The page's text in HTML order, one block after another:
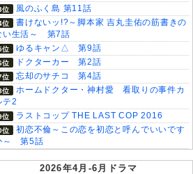
風のふく島 第11話
書けないッ!?～脚本家 吉丸圭佑の筋書きの
い生活～ 第7話
ゆるキャン△ 第9話
ドクターカー 第2話
忘却のサチコ 第4話
ホームドクター・神村愛 看取りの事件カ
テ2
ラストコップ THE LAST COP 2016
初恋不倫～この恋を初恋と呼んでいいです
～ 第5話
2026年4月-6月ドラマ